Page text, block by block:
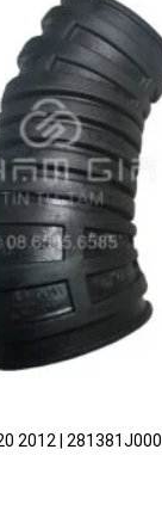
2012 | 281381J000